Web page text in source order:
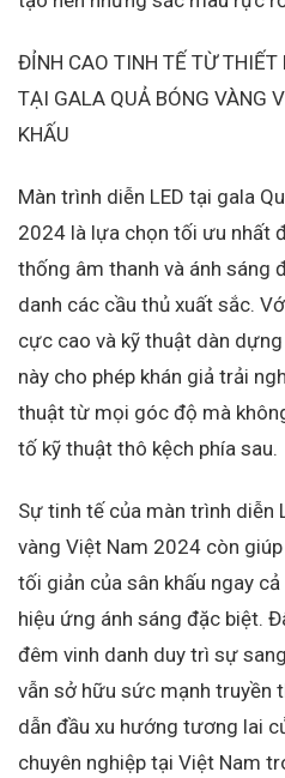
ĐỈNH CAO TINH TẾ TỪ THIẾT
TẠI GALA QUẢ BÓNG VÀNG
KHẤU
Màn trình diễn LED tại gala
2024 là lựa chọn tối ưu nhất
thống âm thanh và ánh sáng
danh các cầu thủ xuất sắc.
cực cao và kỹ thuật dàn
này cho phép khán giả trải
thuật từ mọi góc độ mà
tố kỹ thuật thô kệch phía sau.
Sự tinh tế của màn trình diễn
vàng Việt Nam 2024 còn
tối giản của sân khấu ngay
hiệu ứng ánh sáng đặc biệt.
đêm vinh danh duy trì sự
vẫn sở hữu sức mạnh truyền
dẫn đầu xu hướng tương lai
chuyên nghiệp tại Việt Nam